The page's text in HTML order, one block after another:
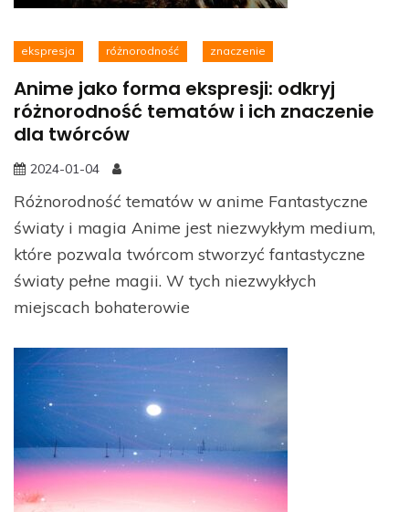
ekspresja różnorodność znaczenie
Anime jako forma ekspresji: odkryj
różnorodność tematów i ich znaczenie
dla twórców
2024-01-04
Różnorodność tematów w anime Fantastyczne
światy i magia Anime jest niezwykłym medium,
które pozwala twórcom stworzyć fantastyczne
światy pełne magii. W tych niezwykłych
miejscach bohaterowie